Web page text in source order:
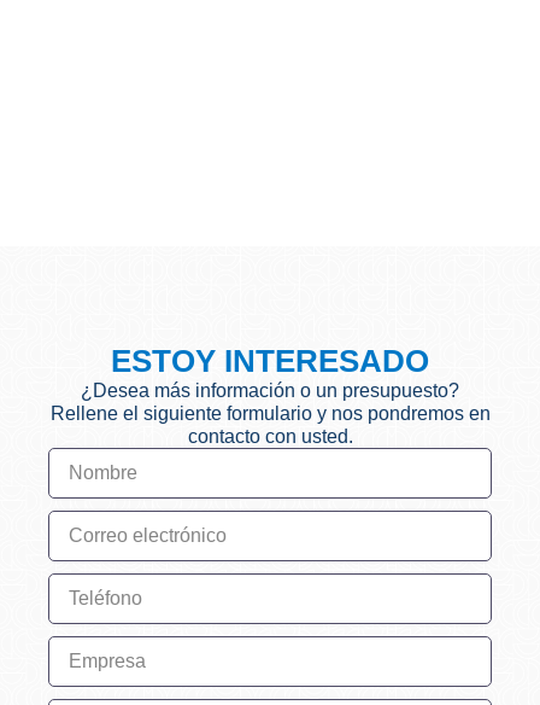
ESTOY INTERESADO
¿Desea más información o un presupuesto?
Rellene el siguiente formulario y nos pondremos en
contacto con usted.